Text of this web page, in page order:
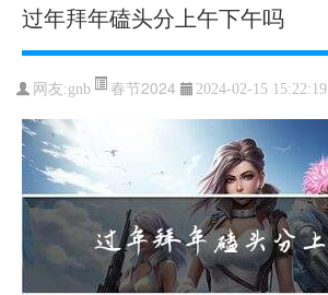
过年拜年磕头分上午下午吗
网友:gnb 春节2024 2024-02-15 15:22:19